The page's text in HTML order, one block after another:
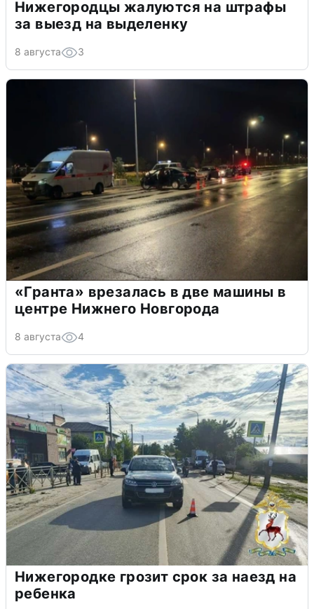
Нижегородцы жалуются на штрафы
за выезд на выделенку
8 августа 3
«Гранта» врезалась в две машины в
центре Нижнего Новгорода
8 августа 4
Нижегородке грозит срок за наезд на
ребенка